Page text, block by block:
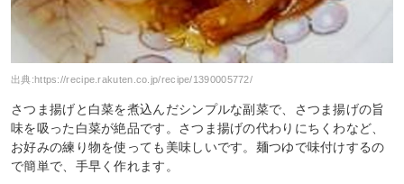
出典:https://recipe.rakuten.co.jp/recipe/1390005772/
さつま揚げと白菜を煮込んだシンプルな副菜で、さつま揚げの旨
味を吸った白菜が絶品です。さつま揚げの代わりにちくわなど、
お好みの練り物を使っても美味しいです。麺つゆで味付けするの
で簡単で、手早く作れます。